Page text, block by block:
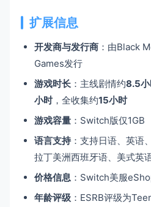
扩展信息
开发商与发行商 ：由Black
Games发行
游戏时长 ：主线剧情约8.5
小时，全收集约15小时
游戏容量 ：Switch版仅1GB
语言支持：支持日语、英语
拉丁美洲西班牙语、美式英
价格信息 ：Switch美服
年龄评级 ：ESRB评级为